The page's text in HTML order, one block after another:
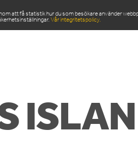
att få statistik hur du som besökare använder
Vår integritetspolicy.
PRODUKTER SERVICE &